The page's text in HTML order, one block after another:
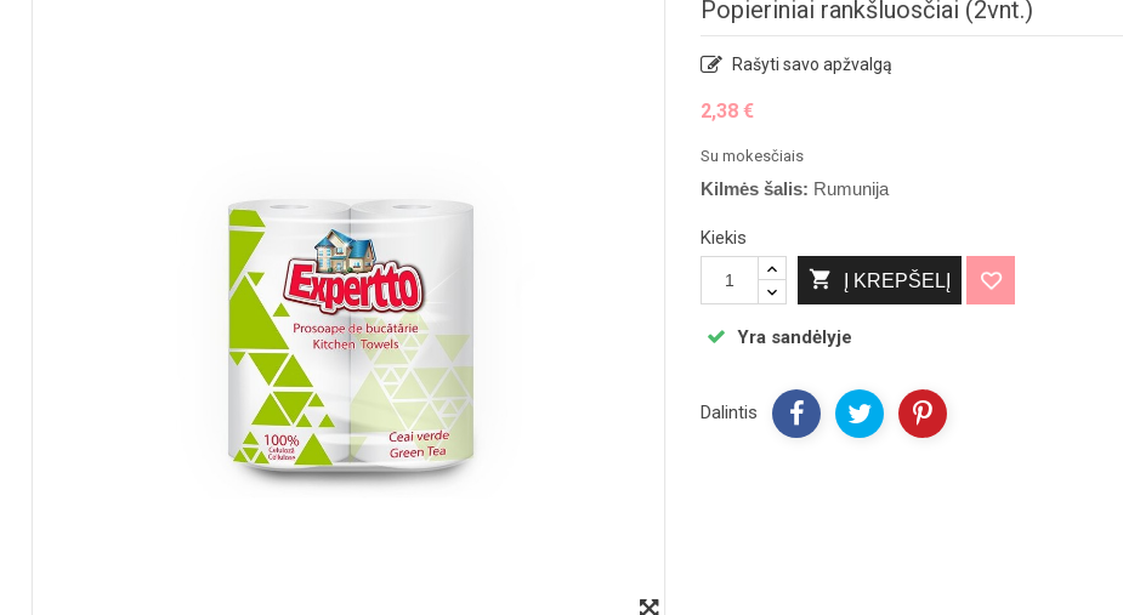
Popieriniai rankšluosčiai (2vnt.)
Rašyti savo apžvalgą
2,38 €
Su mokesčiais
Kilmės šalis: Rumunija
Kiekis
 Į KREPŠELĮ
Yra sandėlyje
Dalintis